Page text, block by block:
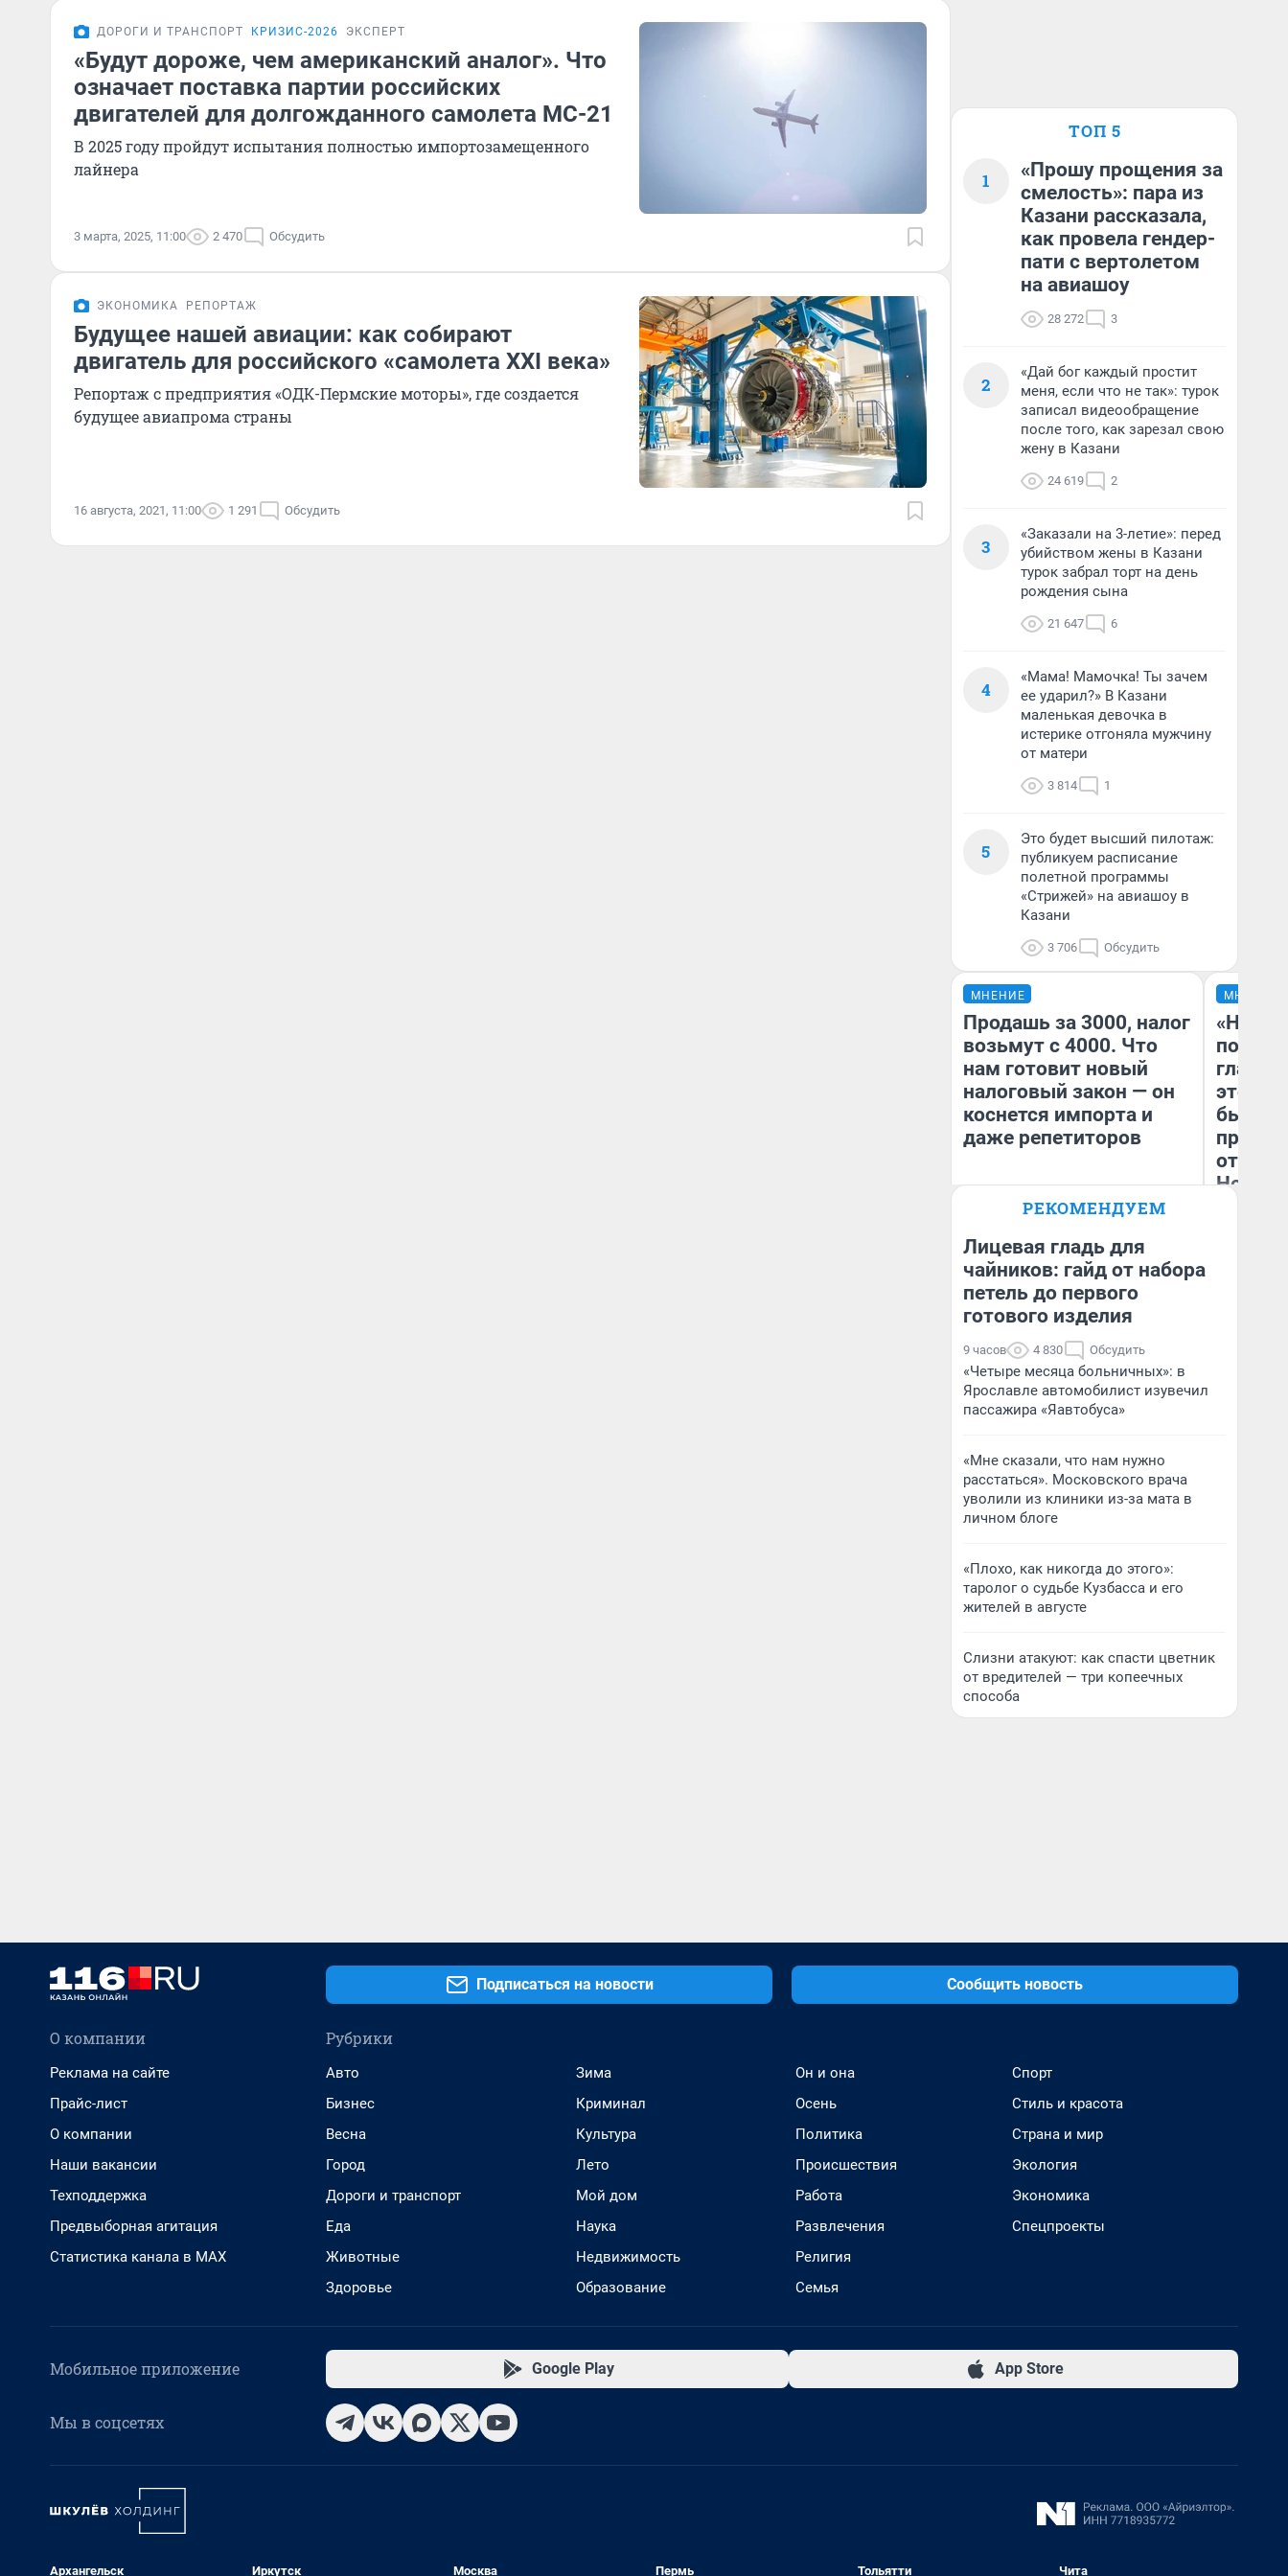
ДОРОГИ И ТРАНСПОРТ КРИЗИС-2026 ЭКСПЕРТ
«Будут дороже, чем американский аналог». Что
означает поставка партии российских
двигателей для долгожданного самолета МС-21
В 2025 году пройдут испытания полностью импортозамещенного
лайнера
3 марта, 2025, 11:00 2 470 Обсудить
ЭКОНОМИКА РЕПОРТАЖ
Будущее нашей авиации: как собирают
двигатель для российского «самолета XXI века»
Репортаж с предприятия «ОДК-Пермские моторы», где создается
будущее авиапрома страны
16 августа, 2021, 11:00 1 291 Обсудить
ТОП 5
1
«Прошу прощения за
смелость»: пара из
Казани рассказала,
как провела гендер-
пати с вертолетом
на авиашоу
28 272 3
2
«Дай бог каждый простит
меня, если что не так»: турок
записал видеообращение
после того, как зарезал свою
жену в Казани
24 619 2
3
«Заказали на 3-летие»: перед
убийством жены в Казани
турок забрал торт на день
рождения сына
21 647 6
4
«Мама! Мамочка! Ты зачем
ее ударил?» В Казани
маленькая девочка в
истерике отгоняла мужчину
от матери
3 814 1
5
Это будет высший пилотаж:
публикуем расписание
полетной программы
«Стрижей» на авиашоу в
Казани
3 706 Обсудить
МНЕНИЕ
Продашь за 3000, налог
возьмут с 4000. Что
нам готовит новый
налоговый закон — он
коснется импорта и
даже репетиторов
Анастасия Завгородняя
МНЕНИЕ
этого
бьет
отзыв
Нолана
РЕКОМЕНДУЕМ
Лицевая гладь для
чайников: гайд от набора
петель до первого
готового изделия
9 часов 4 830 Обсудить
«Четыре месяца больничных»: в
Ярославле автомобилист изувечил
пассажира «Яавтобуса»
«Мне сказали, что нам нужно
расстаться». Московского врача
уволили из клиники из-за мата в
личном блоге
«Плохо, как никогда до этого»:
таролог о судьбе Кузбасса и его
жителей в августе
Слизни атакуют: как спасти цветник
от вредителей — три копеечных
способа
Подписаться на новости Сообщить новость
О компании
Реклама на сайте
Прайс-лист
О компании
Наши вакансии
Техподдержка
Предвыборная агитация
Статистика канала в MAX
Рубрики
Авто
Бизнес
Весна
Город
Дороги и транспорт
Еда
Животные
Здоровье
Зима
Криминал
Культура
Лето
Мой дом
Наука
Недвижимость
Образование
Он и она
Осень
Политика
Происшествия
Работа
Развлечения
Религия
Семья
Спорт
Стиль и красота
Страна и мир
Экология
Экономика
Спецпроекты
Мобильное приложение Google Play App Store
Мы в соцсетях
Архангельск Иркутск Москва Пермь Тольятти Чита